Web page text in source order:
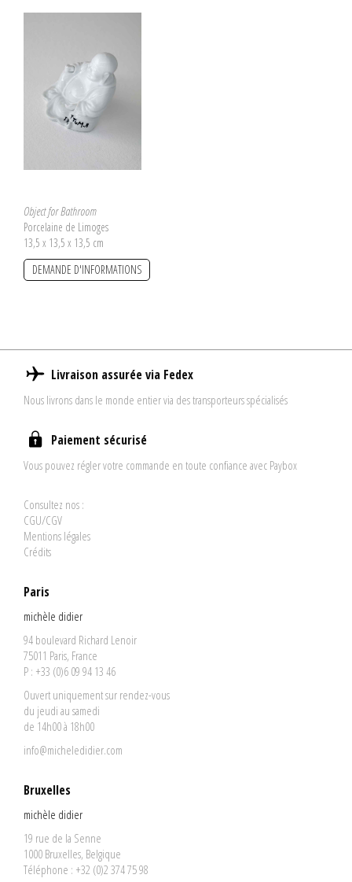
Object for Bathroom
Porcelaine de Limoges
13,5 x 13,5 x 13,5 cm
DEMANDE D'INFORMATIONS
Livraison assurée via Fedex
Nous livrons dans le monde entier via des transporteurs spécialisés
Paiement sécurisé
Vous pouvez régler votre commande en toute confiance avec Paybox
Consultez nos :
CGU/CGV
Mentions légales
Crédits
Paris
michèle didier
94 boulevard Richard Lenoir
75011 Paris, France
P : +33 (0)6 09 94 13 46
Ouvert uniquement sur rendez-vous
du jeudi au samedi
de 14h00 à 18h00
info@micheledidier.com
Bruxelles
michèle didier
19 rue de la Senne
1000 Bruxelles, Belgique
Téléphone : +32 (0)2 374 75 98